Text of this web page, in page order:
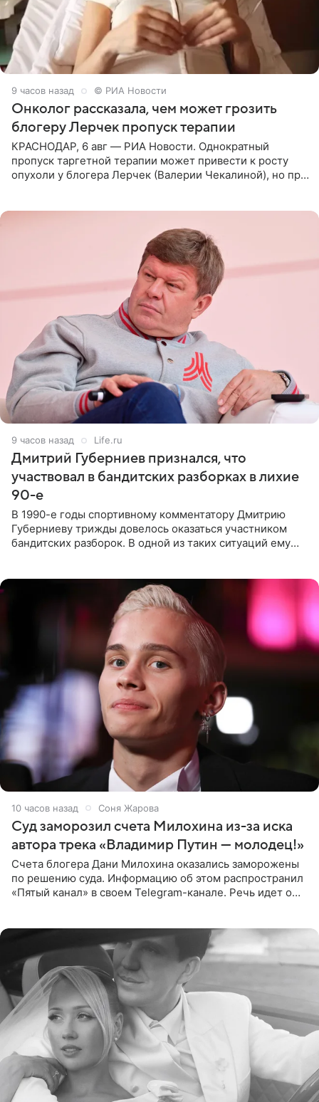
9 часов назад © РИА Новости
Онколог рассказала, чем может грозить
блогеру Лерчек пропуск терапии
КРАСНОДАР, 6 авг — РИА Новости. Однократный
пропуск таргетной терапии может привести к росту
опухоли у блогера Лерчек (Валерии Чекалиной), но при
9 часов назад Life.ru
Дмитрий Губерниев признался, что
участвовал в бандитских разборках в лихие
90-е
В 1990-е годы спортивному комментатору Дмитрию
Губерниеву трижды довелось оказаться участником
бандитских разборок. В одной из таких ситуаций ему
10 часов назад Соня Жарова
Суд заморозил счета Милохина из-за иска
автора трека «Владимир Путин — молодец!»
Счета блогера Дани Милохина оказались заморожены
по решению суда. Информацию об этом распространил
«Пятый канал» в своем Telegram-канале. Речь идет о